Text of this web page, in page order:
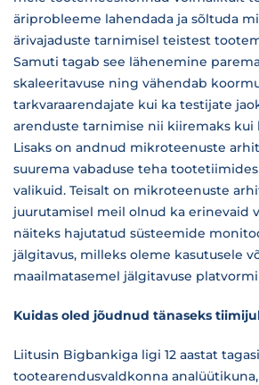
äriprobleeme lahendada ja sõltuda
ärivajaduste tarnimisel teistest
Samuti tagab see lähenemine
skaleeritavuse ning vähendab
tarkvaraarendajate kui ka testijate
arenduste tarnimise nii kiiremaks kui
Lisaks on andnud mikroteenuste
suurema vabaduse teha
valikuid. Teisalt on mikroteenuste
juurutamisel meil olnud ka erinevaid
näiteks hajutatud süsteemide
jälgitavus, milleks oleme kasutusele
maailmatasemel jälgitavuse platvormi
Kuidas oled jõudnud tänaseks
Liitusin Bigbankiga ligi 12 aastat tagasi
tootearendusvaldkonna